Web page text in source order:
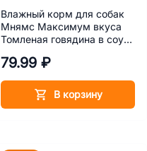
Влажный корм для собак
Мнямс Максимум вкуса
Томленая говядина в соусе
79.99 ₽
В корзину